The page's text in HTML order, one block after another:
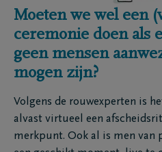
Moeten we wel een
ceremonie doen als
geen mensen
mogen zijn?
Volgens de rouwexperten is
alvast virtueel een
merkpunt. Ook al is men van